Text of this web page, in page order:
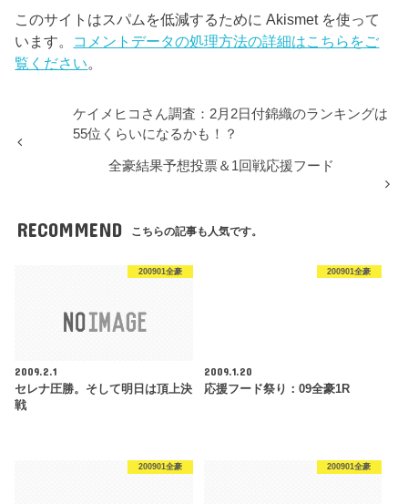
このサイトはスパムを低減するために Akismet を使って
います。 コメントデータの処理方法の詳細はこちらをご
覧ください。
ケイメヒコさん調査：2月2日付錦織のランキングは
55位くらいになるかも！？
全豪結果予想投票＆1回戦応援フード
RECOMMEND こちらの記事も人気です。
200901全豪
2009.2.1
セレナ圧勝。そして明日は頂上決
戦
200901全豪
2009.1.20
応援フード祭り：09全豪1R
200901全豪 200901全豪